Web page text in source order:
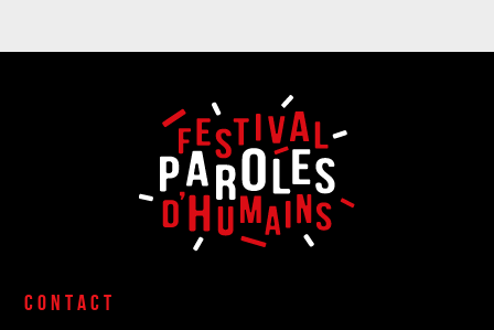
CONTACT